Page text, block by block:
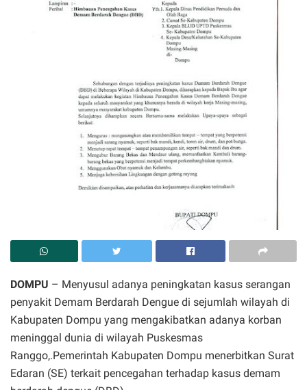
DOMPU – Menyusul adanya peningkatan kasus serangan
penyakit Demam Berdarah Dengue di sejumlah wilayah di
Kabupaten Dompu yang mengakibatkan adanya korban
meninggal dunia di wilayah Puskesmas
Ranggo,.Pemerintah Kabupaten Dompu menerbitkan Surat
Edaran (SE) terkait pencegahan terhadap kasus demam